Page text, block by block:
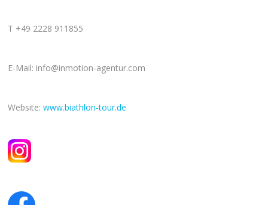
T +49 2228 911855
E-Mail: info@inmotion-agentur.com
Website:www.biathlon-tour.de